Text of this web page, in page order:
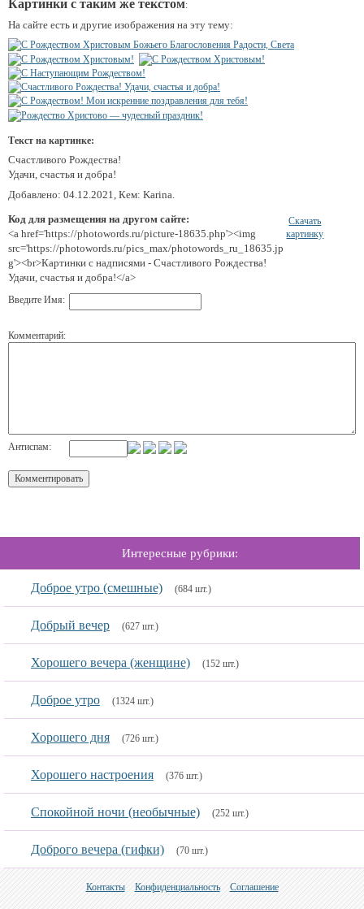
Картинки с таким же текстом:
На сайте есть и другие изображения на эту тему:
Текст на картинке:
Счастливого Рождества!
Удачи, счастья и добра!
Добавлено: 04.12.2021, Кем: Karina.
Код для размещения на другом сайте:
<a href='https://photowords.ru/picture-18635.php'><img
src='https://photowords.ru/pics_max/photowords_ru_18635.jp
g'><br>Картинки с надписями - Счастливого Рождества!
Удачи, счастья и добра!</a>
Скачать
картинку
Введите Имя:
Комментарий:
Антиспам:
Интересные рубрики:
Доброе утро (смешные) (684 шт.)
Добрый вечер (627 шт.)
Хорошего вечера (женщине) (152 шт.)
Доброе утро (1324 шт.)
Хорошего дня (726 шт.)
Хорошего настроения (376 шт.)
Спокойной ночи (необычные) (252 шт.)
Доброго вечера (гифки) (70 шт.)
Контакты Конфиденциальность Соглашение